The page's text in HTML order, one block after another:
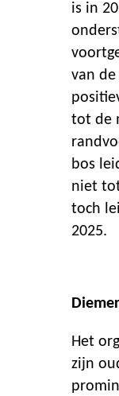
is in
van
tot de
bos
niet
toch
2025.
Het
zijn